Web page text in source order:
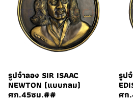
รูปจำลอง SIR ISAAC
NEWTON (แบบกลม)
ศก.45ซม.##
รูป
ศก